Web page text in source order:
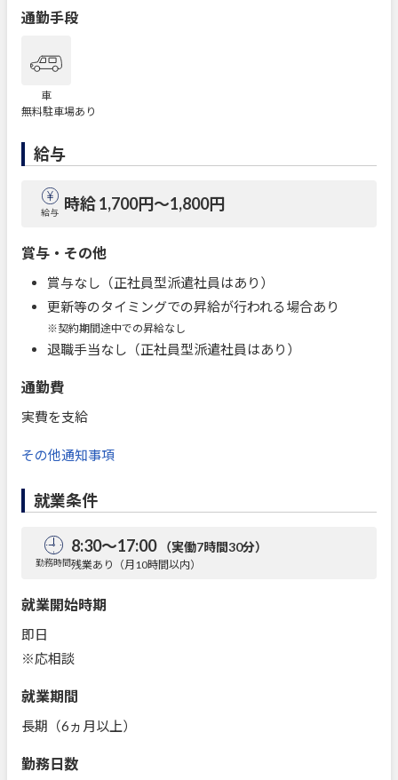
通勤手段
車
無料駐車場あり
給与
給与 時給 1,700円〜1,800円
賞与・その他
賞与なし（正社員型派遣社員はあり）
更新等のタイミングでの昇給が行われる場合あり
※契約期間途中での昇給なし
退職手当なし（正社員型派遣社員はあり）
通勤費
実費を支給
その他通知事項
就業条件
勤務時間
8:30～17:00 （実働7時間30分）
残業あり（月10時間以内）
就業開始時期
即日
※応相談
就業期間
長期（6ヵ月以上）
勤務日数